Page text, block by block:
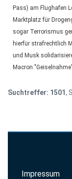
Pass) am Flughafen
Marktplatz für
sogar Terrorismus
hierfür strafrechtlich
und Musk
Macron
Suchtreffer: 1501,
Impressum